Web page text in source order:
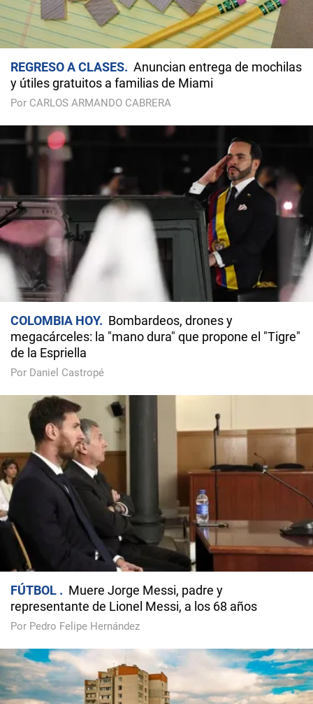
REGRESO A CLASES
Anuncian entrega de mochilas
y útiles gratuitos a familias de Miami
Por CARLOS ARMANDO CABRERA
COLOMBIA HOY
Bombardeos, drones y
megacárceles: la "mano dura" que propone el "Tigre"
de la Espriella
Por Daniel Castropé
FÚTBOL
Muere Jorge Messi, padre y
representante de Lionel Messi, a los 68 años
Por Pedro Felipe Hernández